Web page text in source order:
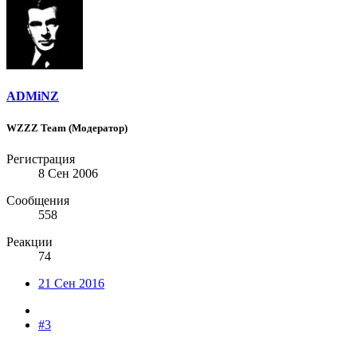
ADMiNZ
WZZZ Team (Модератор)
Регистрация
8 Сен 2006
Сообщения
558
Реакции
74
21 Сен 2016
#3